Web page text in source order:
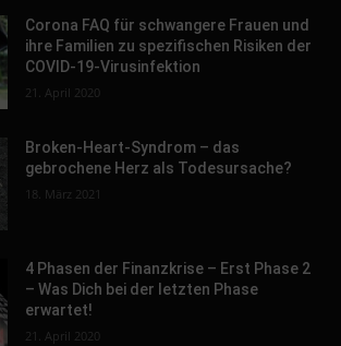
Corona FAQ für schwangere Frauen und
ihre Familien zu spezifischen Risiken der
COVID-19-Virusinfektion
21. April 2020
Broken-Heart-Syndrom – das
gebrochene Herz als Todesursache?
18. März 2021
4 Phasen der Finanzkrise – Erst Phase 2
– Was Dich bei der letzten Phase
erwartet!
21. April 2020